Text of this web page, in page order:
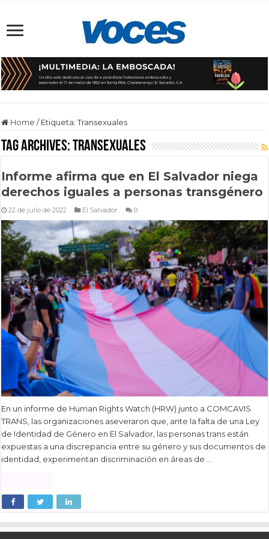
Home / Etiqueta:Transexuales
Tag Archives:Transexuales
Informe afirma que en El Salvador niega
derechos iguales a personas transgénero
22 de julio de 2022 El Salvador 0
En un informe de Human Rights Watch (HRW) junto a COMCAVIS
TRANS, las organizaciones aseveraron que, ante la falta de una Ley
de Identidad de Género en El Salvador, las personas trans están
expuestas a una discrepancia entre su género y sus documentos de
identidad, experimentan discriminación en áreas de …